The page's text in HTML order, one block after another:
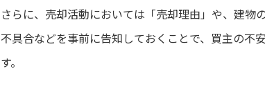
さらに、売却活動においては「売却理由」や、建物
不具合などを事前に告知しておくことで、買主の不
す。